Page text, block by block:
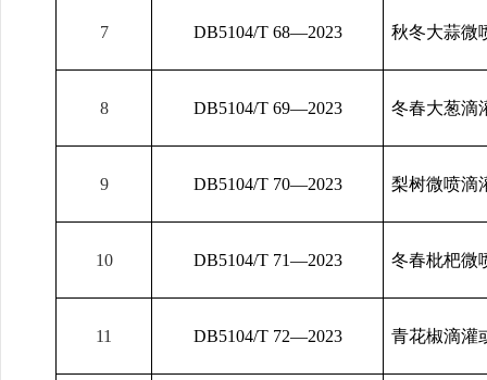
7 DB5104/T 68—2023 秋冬大蒜微
8 DB5104/T 69—2023 冬春大葱滴
9 DB5104/T 70—2023 梨树微喷滴
10 DB5104/T 71—2023 冬春枇杷微
11 DB5104/T 72—2023 青花椒滴灌